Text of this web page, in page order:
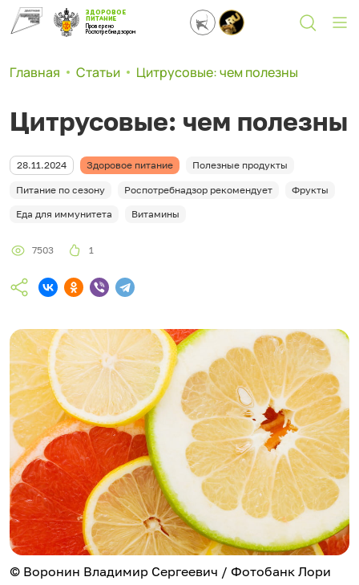
ЗДОРОВОЕ
ПИТАНИЕ
Проверено
Роспотребнадзором
Главная Статьи Цитрусовые: чем полезны
Цитрусовые: чем полезны
28.11.2024 Здоровое питание Полезные продукты
Питание по сезону Роспотребнадзор рекомендует
Фрукты
Еда для иммунитета
Витамины
7503 1
© Воронин Владимир Сергеевич / Фотобанк Лори